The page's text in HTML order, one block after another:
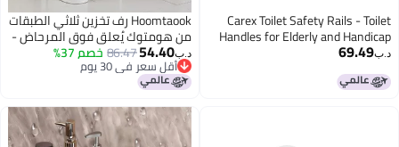
Carex Toilet Safety Rails - Toilet
Handles for Elderly and Handicap
Toilet Safety Rails, Toilet Safety
Frame, Toilet Rails for Elderly and
Toilet Bars for Elderly and Disabled
د.ب‏69.49
Hoomtaook رف تخزين ثلاثي الطبقات
من هومتوك يُعلق فوق المرحاض -
رف معدني لتنظيم الحمام، منظم
حمام قائم بذاته يُعلق فوق
المرحاض، مناسب للحمام وغرفة
الغسيل، أسود
د.ب‏54.40
86.47خصم 37%
أقل سعر في 30 يوم
أقل سعر في 30 يوم